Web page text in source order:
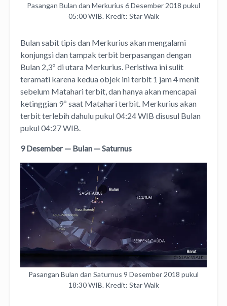
Pasangan Bulan dan Merkurius 6 Desember 2018 pukul
05:00 WIB. Kredit: Star Walk
Bulan sabit tipis dan Merkurius akan mengalami
konjungsi dan tampak terbit berpasangan dengan
Bulan 2,3º di utara Merkurius. Peristiwa ini sulit
teramati karena kedua objek ini terbit 1 jam 4 menit
sebelum Matahari terbit, dan hanya akan mencapai
ketinggian 9º saat Matahari terbit. Merkurius akan
terbit terlebih dahulu pukul 04:24 WIB disusul Bulan
pukul 04:27 WIB.
9 Desember — Bulan — Saturnus
Pasangan Bulan dan Saturnus 9 Desember 2018 pukul
18:30 WIB. Kredit: Star Walk